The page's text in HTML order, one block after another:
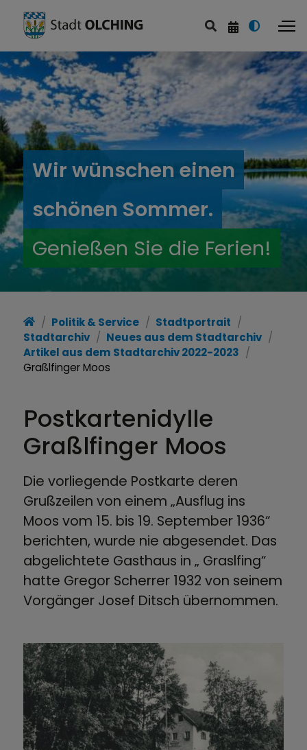
Wir wünschen einen
schönen Sommer.
Genießen Sie die Ferien!
Politik & Service
Stadtportrait
Stadtarchiv
Neues aus dem Stadtarchiv
Artikel aus dem Stadtarchiv 2022-2023
Graßlfinger Moos
Postkartenidylle
Graßlfinger Moos
Die vorliegende Postkarte deren
Grußzeilen von einem „Ausflug ins
Moos vom 15. bis 19. September 1936“
berichten, wurde nie abgesendet. Das
abgelichtete Gasthaus in „ Graslfing“
hatte Gregor Scherrer 1932 von seinem
Vorgänger Josef Ditsch übernommen.